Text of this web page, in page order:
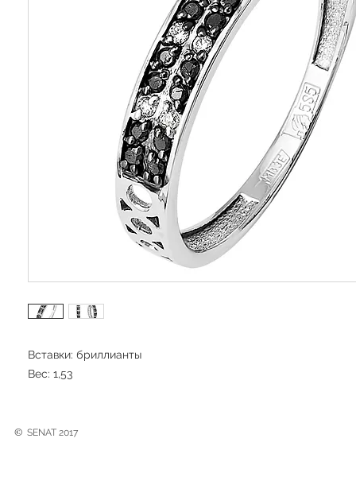
Вставки: бриллианты
Вес: 1,53
© SENAT 2017